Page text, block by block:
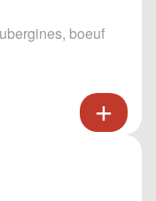
boeuf